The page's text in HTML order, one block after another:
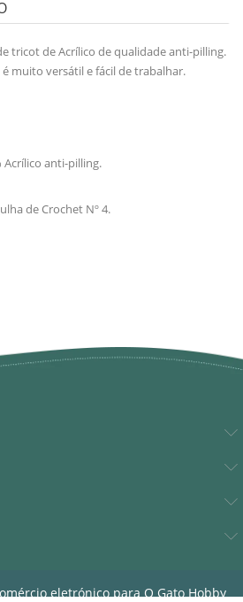
tricot de Acrílico de qualidade anti-pilling.
muito versátil e fácil de trabalhar.
Acrílico anti-pilling.
de Crochet Nº 4.
eletrónico para O Gato Hobby